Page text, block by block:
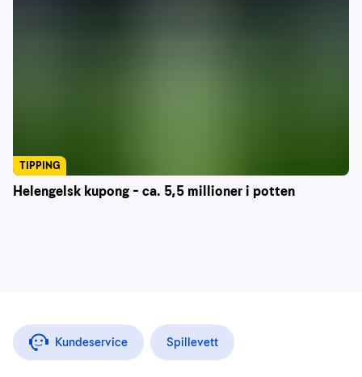
Helengelsk kupong – ca. 5,5 millioner i potten
TIPPING
Kundeservice Spillevett